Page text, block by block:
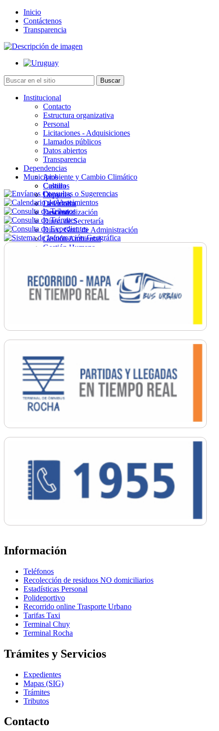
Inicio
Contáctenos
Transparencia
Institucional
Contacto
Estructura organizativa
Personal
Licitaciones - Adquisiciones
Llamados públicos
Datos abiertos
Transparencia
Dependencias
Ambiente y Cambio Climático
Cultura
Deportes
Desarrollo
Descentralización
Direc. de Secretaría
Direc. Gral. de Administración
Gestión Ambiental
Gestión Humana
Ordenamiento
Promoción Social
Salud
Secretaría General
Municipios
Castillos
Chuy
La Paloma
Lascano
Información
Teléfonos
Recolección de residuos NO domiciliarios
Estadísticas Personal
Polideportivo
Recorrido online Trasporte Urbano
Tarifas Taxi
Terminal Chuy
Terminal Rocha
Trámites y Servicios
Expedientes
Mapas (SIG)
Trámites
Tributos
Contacto